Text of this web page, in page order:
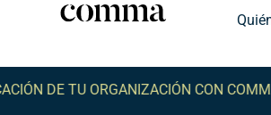
TU ORGANIZACIÓN CON COMMA -